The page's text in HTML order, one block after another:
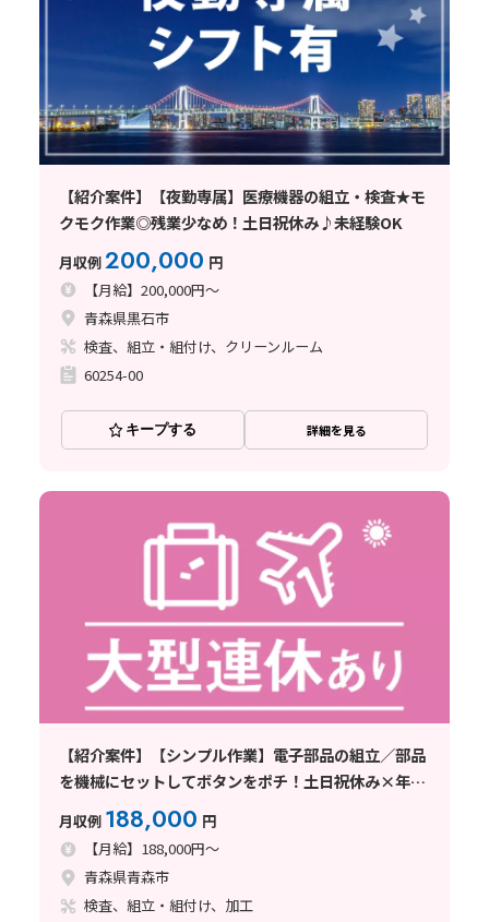
【紹介案件】【夜勤専属】医療機器の組立・検査★モ
クモク作業◎残業少なめ！土日祝休み♪未経験OK
月収例200,000 円
【月給】200,000円～
青森県黒石市
検査、組立・組付け、クリーンルーム
60254-00
キープする 詳細を見る
【紹介案件】【シンプル作業】電子部品の組立／部品
を機械にセットしてボタンをポチ！土日祝休み×年休
125日♪
月収例 188,000 円
【月給】188,000円～
青森県青森市
検査、組立・組付け、加工